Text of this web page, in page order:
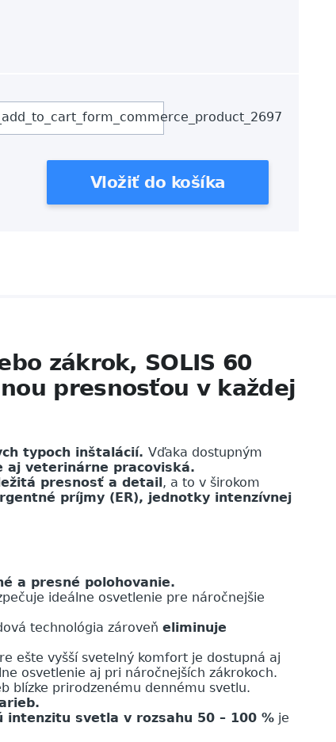
zákrok, SOLIS 60
presnosťou v každej
typoch inštalácií. Vďaka dostupným
aj veterinárne pracoviská.
presnosť a detail , a to v širokom
príjmy (ER), jednotky intenzívnej
a presné polohovanie.
ideálne osvetlenie pre náročnejšie
technológia zároveň eliminuje
ešte vyšší svetelný komfort je dostupná aj
osvetlenie aj pri náročnejších zákrokoch.
blízke prirodzenému dennému svetlu.
intenzitu svetla v rozsahu 50 – 100 % je